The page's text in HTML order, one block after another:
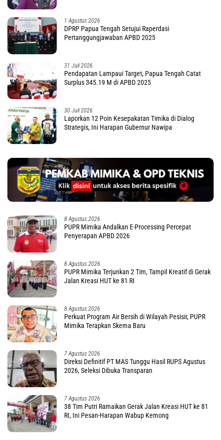
1 Agustus 2026
DPRP Papua Tengah Setujui Raperdasi
Pertanggungjawaban APBD 2025
31 Juli 2026
Pendapatan Lampaui Target, Papua Tengah Catat
Surplus 345.19 M di APBD 2025
30 Juli 2026
Laporkan 12 Poin Kesepakatan Timika di Dialog
Strategis, Ini Harapan Gubernur Nawipa
8 Agustus 2026
PUPR Mimika Andalkan E-Processing Percepat
Penyerapan APBD 2026
8 Agustus 2026
PUPR Mimika Terjunkan 2 Tim, Tampil Kreatif di Gerak
Jalan Kreasi HUT ke 81 RI
8 Agustus 2026
Perkuat Program Air Bersih di Wilayah Pesisir, PUPR
Mimika Terapkan Skema Baru
7 Agustus 2026
Direksi Definitif PT MAS Tunggu Hasil RUPS Agustus
2026, Seleksi Dibuka Transparan
7 Agustus 2026
38 Tim Putri Ramaikan Gerak Jalan Kreasi HUT ke 81
RI, Ini Pesan-Harapan Wabup Kemong